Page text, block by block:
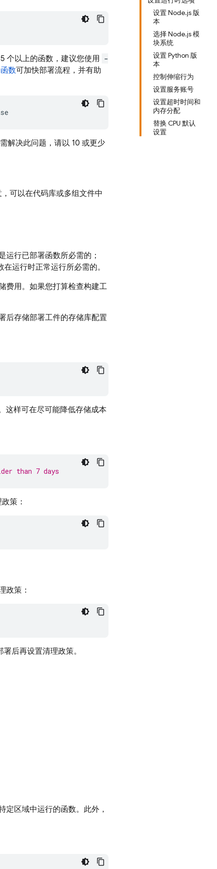
设置 Node.js 版
本
选择 Node.js 模
块系统
设置 Python 版
本
控制伸缩行为
设置服务账号
设置超时时间和
内存分配
替换 CPU 默认
设置
个以上的函数，建议您使用 -
数可加快部署流程，并有助
解决此问题，请以 10 或更少
可以在代码库或多组文件中
运行已部署函数所必需的；
运行时正常运行所必需的。
费用。如果您打算检查构建工
后存储部署工件的存储库配置
这样可在尽可能降低存储成本
than 7 days
策：
政策：
后再设置清理政策。
区域中运行的函数。此外，